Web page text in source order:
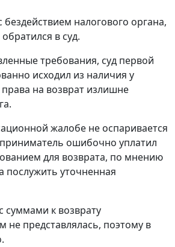
налогового органа,
в суд.
требования, суд первой
исходил из наличия у
на возврат излишне
жалобе не оспаривается
ошибочно уплатил
для возврата, по мнению
послужить уточненная
суммами к возврату
не представлялась, поэтому в